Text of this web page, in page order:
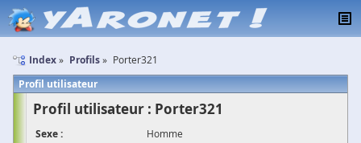
Index Profils Porter321
Profil utilisateur
Profil utilisateur : Porter321
Sexe : Homme